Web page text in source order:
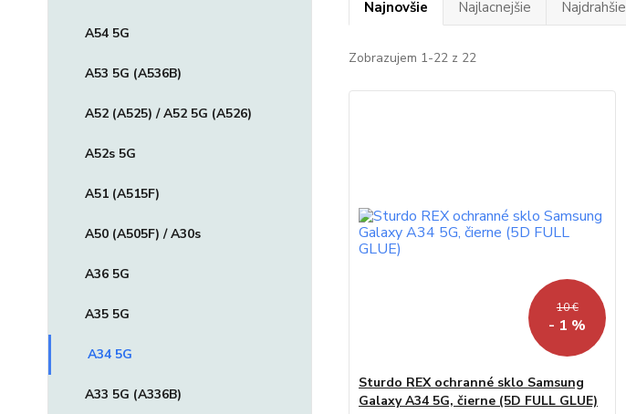
A54 5G
A53 5G (A536B)
A52 (A525) / A52 5G (A526)
A52s 5G
A51 (A515F)
A50 (A505F) / A30s
A36 5G
A35 5G
A34 5G
A33 5G (A336B)
Najnovšie Najlacnejšie Najdrahšie
Zobrazujem 1-22 z 22
10 €
- 1 %
Sturdo REX ochranné sklo Samsung
Galaxy A34 5G, čierne (5D FULL GLUE)